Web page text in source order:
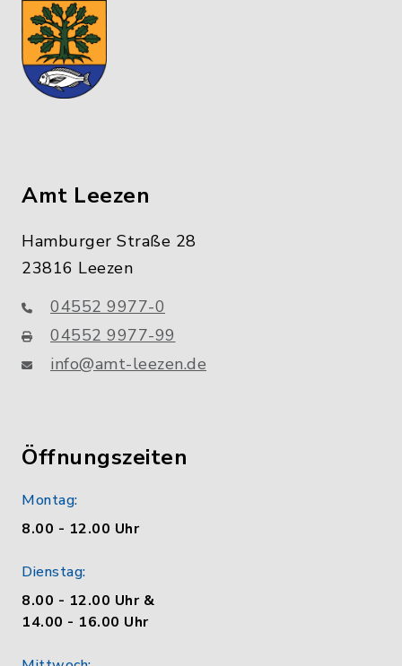
Amt Leezen
Hamburger Straße 28
23816 Leezen
04552 9977-0
04552 9977-99
info@amt-leezen.de
Öffnungszeiten
Montag:
8.00 - 12.00 Uhr
Dienstag:
8.00 - 12.00 Uhr &
14.00 - 16.00 Uhr